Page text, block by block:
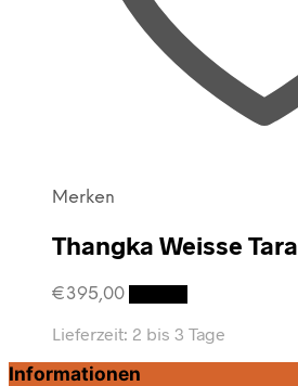
Merken
Thangka Weisse Tara
€395,00
Lieferzeit: 2 bis 3 Tage
Informationen